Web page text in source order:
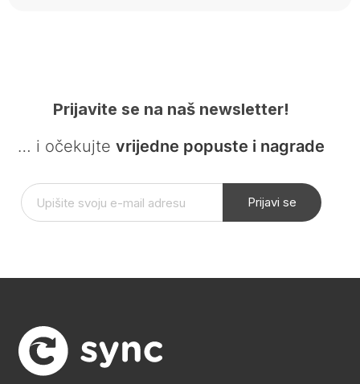
Prijavite se na naš newsletter!
… i očekujte vrijedne popuste i nagrade
Prijavi se